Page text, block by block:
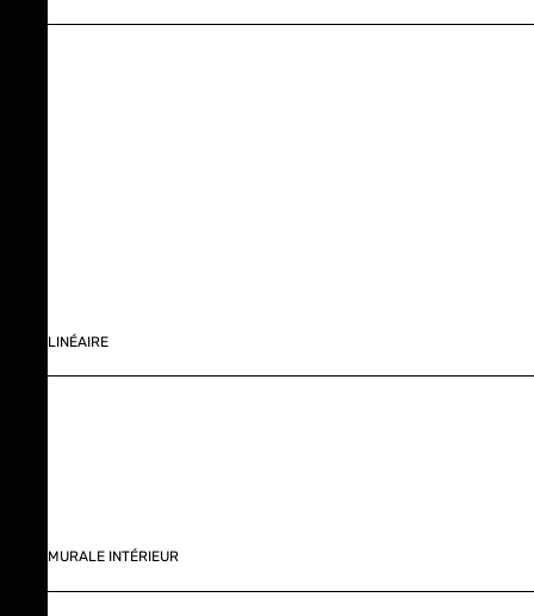
LINÉAIRE
MURALE INTÉRIEUR